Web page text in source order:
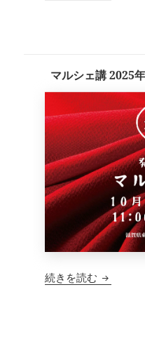
マルシェ講 2025
続きを読む マルシェ